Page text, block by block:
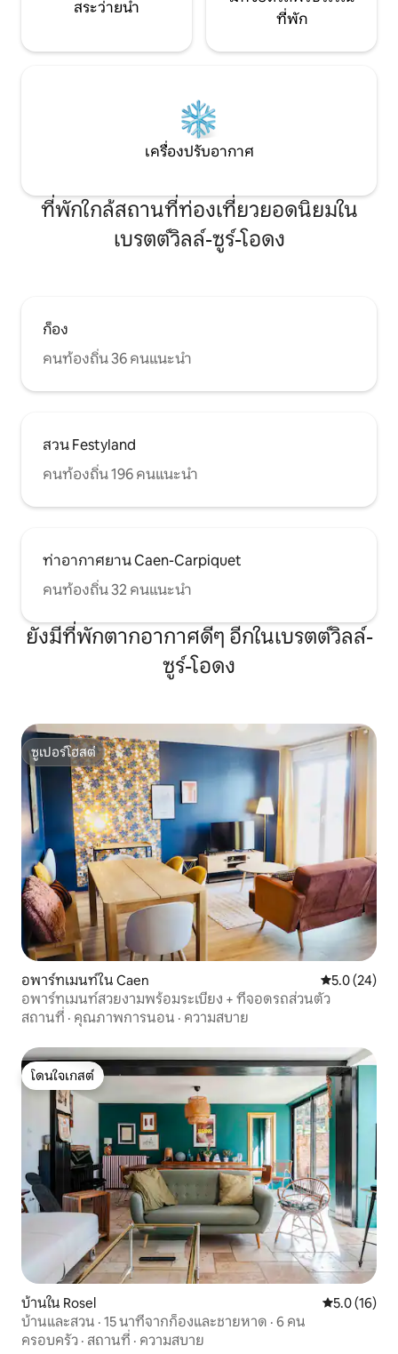
สระว่ายน้ำ
ที่พัก
เครื่องปรับอากาศ
ที่พักใกล้สถานที่ท่องเที่ยวยอดนิยมใน
เบรตต์วิลล์-ซูร์-โอดง
ก็อง
คนท้องถิ่น 36 คนแนะนำ
สวน Festyland
คนท้องถิ่น 196 คนแนะนำ
ท่าอากาศยาน Caen-Carpiquet
คนท้องถิ่น 32 คนแนะนำ
ยังมีที่พักตากอากาศดีๆ อีกในเบรตต์วิลล์-
ซูร์-โอดง
ซูเปอร์โฮสต์
ซูเปอร์โฮสต์
อพาร์ทเมนท์ใน Caen คะแนนเฉลี่ย
5.0 (24)
อพาร์ทเมนท์สวยงามพร้อมระเบียง + ที่จอดรถส่วนตัว
สถานที่ · คุณภาพการนอน · ความสบาย
โดนใจเกสต์
โดนใจเกสต์
บ้านใน Rosel คะแนนเฉลี่ย
5.0 (16)
บ้านและสวน · 15 นาทีจากก็องและชายหาด · 6 คน
ครอบครัว · สถานที่ · ความสบาย